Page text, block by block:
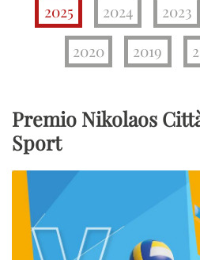
2025 2024 2023
2020
2019
Premio Nikolaos
Sport